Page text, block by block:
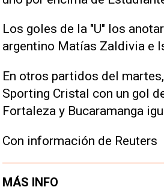
Los goles de la "U" los
argentino Matías Zaldivia e
En otros partidos del
Sporting Cristal con un gol
Fortaleza y Bucaramanga
Con información de Reuters
MÁS INFO